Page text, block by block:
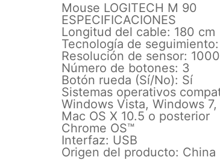
Mouse LOGITECH M 90
ESPECIFICACIONES
Longitud del cable: 180 cm
Tecnología de
Resolución de sensor: 1000
Número de botones: 3
Botón rueda (Sí/No): Sí
Sistemas operativos
Windows Vista, Windows
Mac OS X 10.5 o posterior
Chrome OS™
Interfaz: USB
Origen del producto: China